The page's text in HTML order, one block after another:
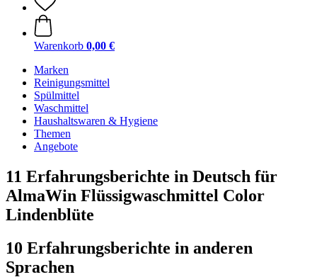
Warenkorb 0,00 €
Marken
Reinigungsmittel
Spülmittel
Waschmittel
Haushaltswaren & Hygiene
Themen
Angebote
11 Erfahrungsberichte in Deutsch für
AlmaWin Flüssigwaschmittel Color
Lindenblüte
10 Erfahrungsberichte in anderen
Sprachen